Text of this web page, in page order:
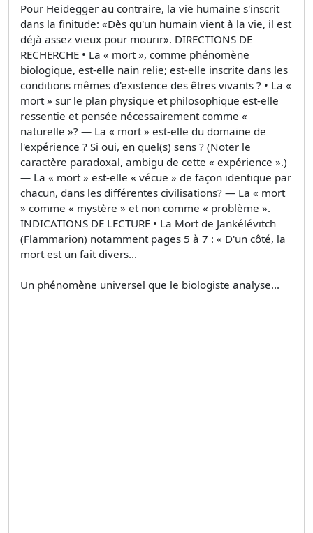
Pour Heidegger au contraire, la vie humaine s'inscrit
dans la finitude: «Dès qu'un humain vient à la vie, il est
déjà assez vieux pour mourir». DIRECTIONS DE
RECHERCHE • La « mort », comme phénomène
biologique, est-elle nain relie; est-elle inscrite dans les
conditions mêmes d'existence des êtres vivants ? • La «
mort » sur le plan physique et philosophique est-elle
ressentie et pensée nécessairement comme «
naturelle »? — La « mort » est-elle du domaine de
l'expérience ? Si oui, en quel(s) sens ? (Noter le
caractère paradoxal, ambigu de cette « expérience ».)
— La « mort » est-elle « vécue » de façon identique par
chacun, dans les différentes civilisations? — La « mort
» comme « mystère » et non comme « problème ».
INDICATIONS DE LECTURE • La Mort de Jankélévitch
(Flammarion) notamment pages 5 à 7 : « D'un côté, la
mort est un fait divers...
Un phénomène universel que le biologiste analyse...